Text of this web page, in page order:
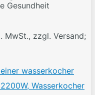
Gesundheit
MwSt., zzgl. Versand;